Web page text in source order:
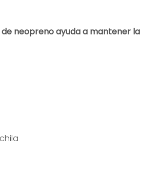
de neopreno ayuda a mantener la